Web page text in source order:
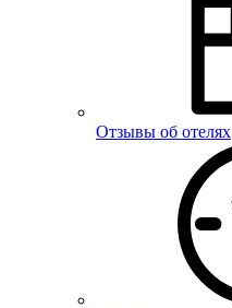
Отзывы об отелях